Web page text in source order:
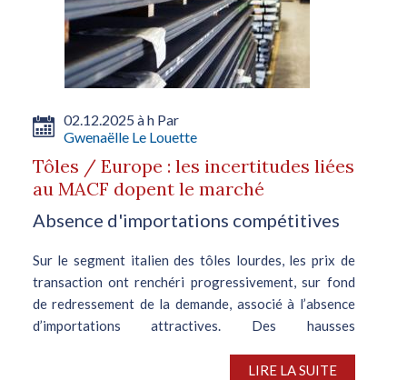
02.12.2025 à h Par
Gwenaëlle Le Louette
Tôles / Europe : les incertitudes liées
au MACF dopent le marché
Absence d'importations compétitives
Sur le segment italien des tôles lourdes, les prix de
transaction ont renchéri progressivement, sur fond
de redressement de la demande, associé à l’absence
d’importations attractives. Des hausses
LIRE LA SUITE